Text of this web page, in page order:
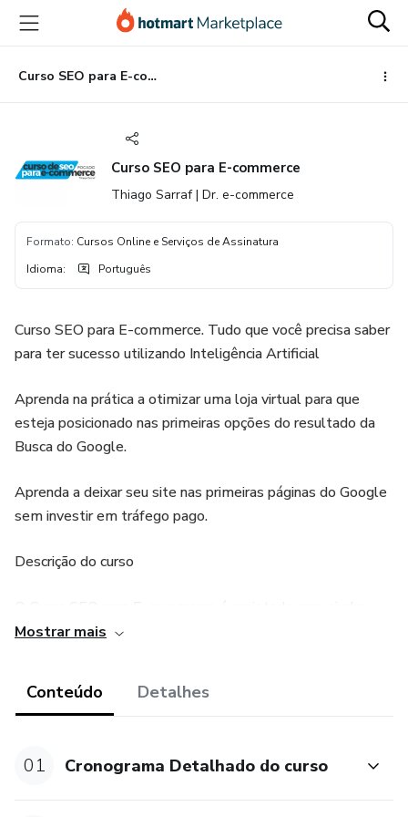
para
conteúdo
principal
para
pagamento
para
rodapé
Curso SEO para E-commerce
Curso SEO para E-commerce
Thiago Sarraf | Dr. e-commerce
Formato: Cursos Online e Serviços de Assinatura
Idioma: Português
Curso SEO para E-commerce. Tudo que você precisa saber
para ter sucesso utilizando Inteligência Artificial
Aprenda na prática a otimizar uma loja virtual para que
esteja posicionado nas primeiras opções do resultado da
Busca do Google.
Aprenda a deixar seu site nas primeiras páginas do Google
sem investir em tráfego pago.
Descrição do curso
profissionais de marketing digital e empreendedores a
(SEO) e o uso estratégico da Inteligência Artificial (IA),
do seu site de e-commerce nos principais motores de
busca.
Mostrar mais
Conteúdo Detalhes
01 Cronograma Detalhado do curso